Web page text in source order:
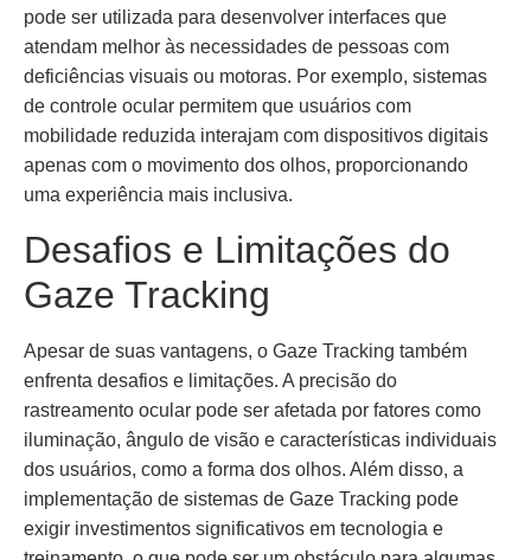
pode ser utilizada para desenvolver interfaces que
atendam melhor às necessidades de pessoas com
deficiências visuais ou motoras. Por exemplo, sistemas
de controle ocular permitem que usuários com
mobilidade reduzida interajam com dispositivos digitais
apenas com o movimento dos olhos, proporcionando
uma experiência mais inclusiva.
Desafios e Limitações do
Gaze Tracking
Apesar de suas vantagens, o Gaze Tracking também
enfrenta desafios e limitações. A precisão do
rastreamento ocular pode ser afetada por fatores como
iluminação, ângulo de visão e características individuais
dos usuários, como a forma dos olhos. Além disso, a
implementação de sistemas de Gaze Tracking pode
exigir investimentos significativos em tecnologia e